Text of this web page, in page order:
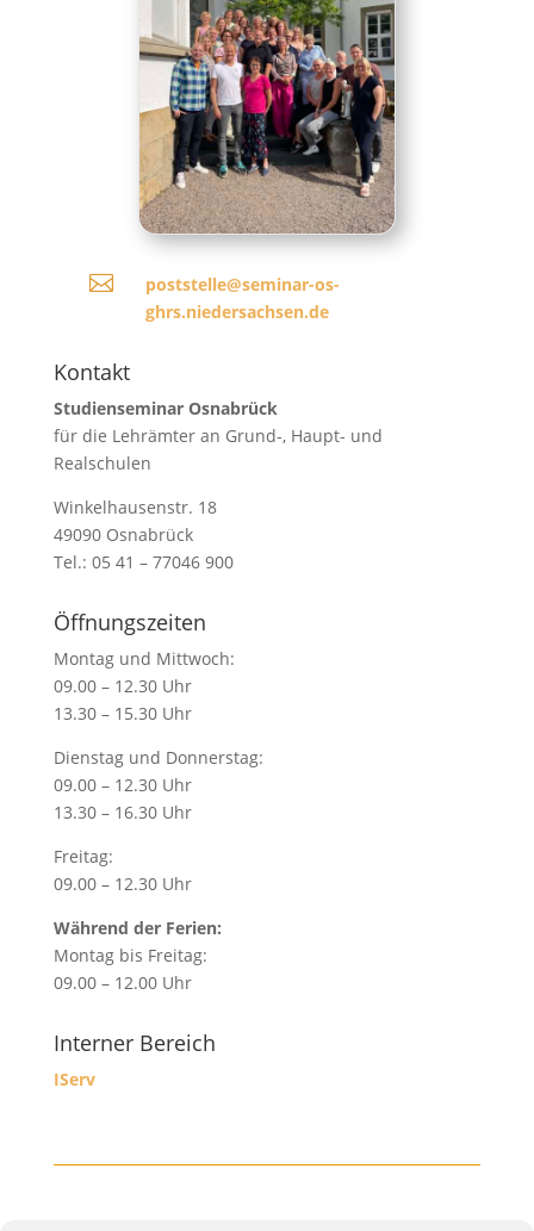

poststelle@seminar-os-
ghrs.niedersachsen.de
Kontakt
Studienseminar Osnabrück
für die Lehrämter an Grund-, Haupt- und
Realschulen
Winkelhausenstr. 18
49090 Osnabrück
Tel.: 05 41 – 77046 900
Öffnungszeiten
Montag und Mittwoch:
09.00 – 12.30 Uhr
13.30 – 15.30 Uhr
Dienstag und Donnerstag:
09.00 – 12.30 Uhr
13.30 – 16.30 Uhr
Freitag:
09.00 – 12.30 Uhr
Während der Ferien:
Montag bis Freitag:
09.00 – 12.00 Uhr
Interner Bereich
IServ